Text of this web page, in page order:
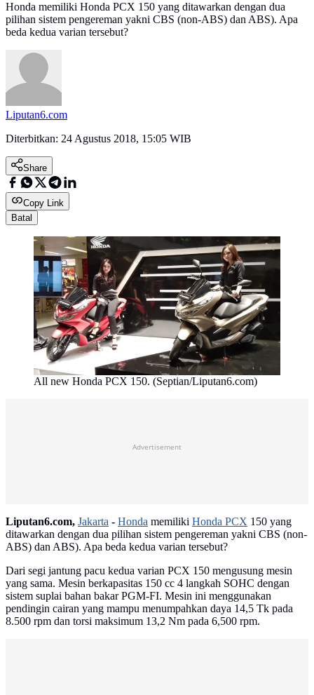
Honda memiliki Honda PCX 150 yang ditawarkan dengan dua
pilihan sistem pengereman yakni CBS (non-ABS) dan ABS). Apa
beda kedua varian tersebut?
Liputan6.com
Diterbitkan: 24 Agustus 2018, 15:05 WIB
Share
Copy Link
Batal
All new Honda PCX 150. (Septian/Liputan6.com)
Advertisement
Liputan6.com, Jakarta - Honda memiliki Honda PCX 150 yang
ditawarkan dengan dua pilihan sistem pengereman yakni CBS (non-
ABS) dan ABS). Apa beda kedua varian tersebut?
Dari segi jantung pacu kedua varian PCX 150 mengusung mesin
yang sama. Mesin berkapasitas 150 cc 4 langkah SOHC dengan
sistem suplai bahan bakar PGM-FI. Mesin ini menggunakan
pendingin cairan yang mampu menumpahkan daya 14,5 Tk pada
8.500 rpm dan torsi maksimum 13,2 Nm pada 6,500 rpm.